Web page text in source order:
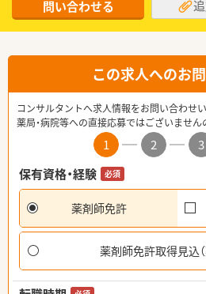
問い合わせる
この求人へのお
コンサルタントへ求人情報をお問い合わせ
薬局・病院等への直接応募ではございません
1 2 3
保有資格・経験
必須
薬剤師免許
薬剤師免許取得見込（